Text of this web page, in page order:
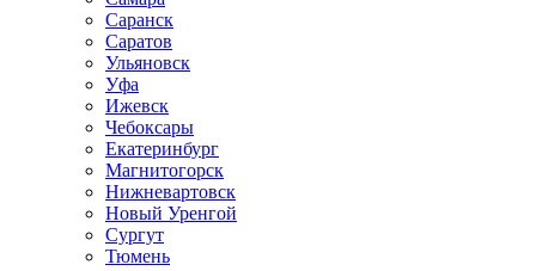
Саранск
Саратов
Ульяновск
Уфа
Ижевск
Чебоксары
Екатеринбург
Магнитогорск
Нижневартовск
Новый Уренгой
Сургут
Тюмень